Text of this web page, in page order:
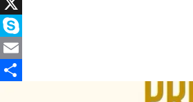
Facebook
X
Skype
Email